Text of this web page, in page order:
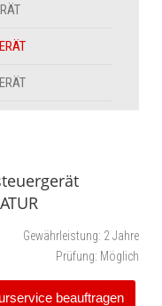
Gewährleistung: 2 Jahre
Prüfung: Möglich
beauftragen